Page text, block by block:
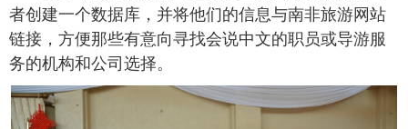
者创建一个数据库，并将他们的信息与南非旅游网站
链接，方便那些有意向寻找会说中文的职员或导游服
务的机构和公司选择。